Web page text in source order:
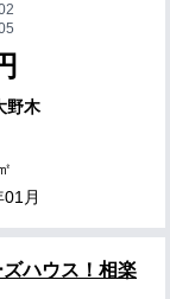
野木
月
ズハウス！相楽